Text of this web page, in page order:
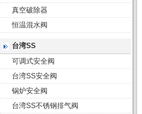
真空破除器
恒温混水阀
台湾SS
可调式安全阀
台湾SS安全阀
锅炉安全阀
台湾SS不锈钢排气阀